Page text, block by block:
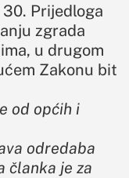
Prijedloga
zgrada
u drugom
Zakonu bit
od općih i
odredaba
članka je za